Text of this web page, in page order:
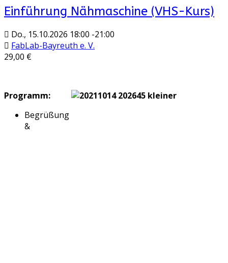
Einführung Nähmaschine (VHS-Kurs)
Do., 15.10.2026 18:00 -21:00
FabLab-Bayreuth e. V.
29,00 €
Programm:
Begrüßung
&